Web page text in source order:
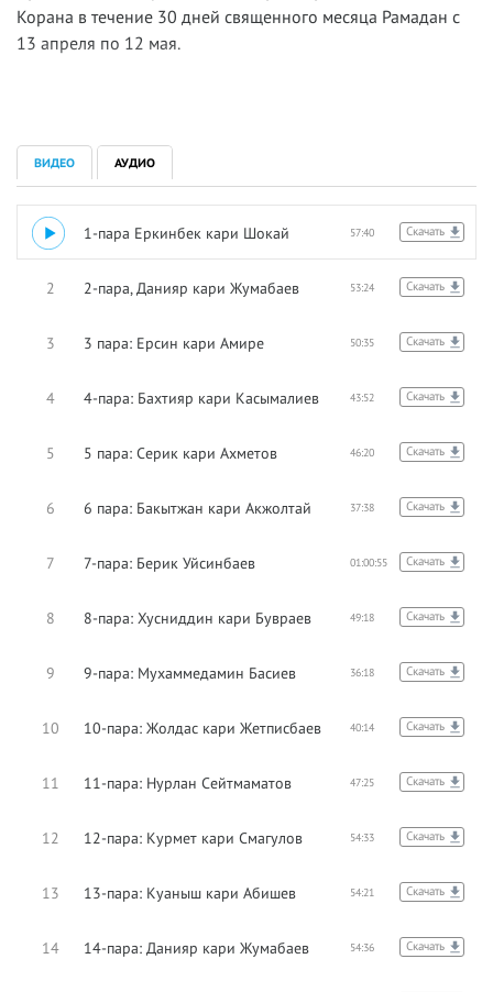
Корана в течение 30 дней священного месяца Рамадан с
13 апреля по 12 мая.
ВИДЕО АУДИО
Скачать
57:40
1 1-пара Еркинбек кари Шокай
Скачать
53:24
2 2-пара, Данияр кари Жумабаев
Скачать
50:35
3 3 пара: Ерсин кари Амире
Скачать
43:52
4 4-пара: Бахтияр кари Касымалиев
Скачать
46:20
5 5 пара: Серик кари Ахметов
Скачать
37:38
6 6 пара: Бакытжан кари Акжолтай
Скачать
01:00:55
7 7-пара: Берик Уйсинбаев
Скачать
49:18
8 8-пара: Хусниддин кари Бувраев
Скачать
36:18
9 9-пара: Мухаммедамин Басиев
Скачать
40:14
10 10-пара: Жолдас кари Жетписбаев
Скачать
47:25
11 11-пара: Нурлан Сейтмаматов
Скачать
54:33
12 12-пара: Курмет кари Смагулов
Скачать
54:21
13 13-пара: Куаныш кари Абишев
Скачать
54:36
14 14-пара: Данияр кари Жумабаев